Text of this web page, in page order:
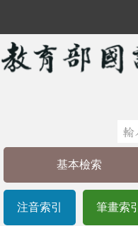
基本檢索
注音索引 筆畫索引